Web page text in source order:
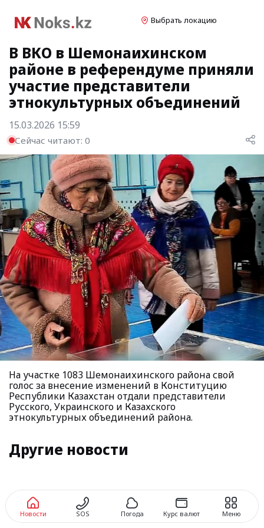
Выбрать локацию
В ВКО в Шемонаихинском
районе в референдуме приняли
участие представители
этнокультурных объединений
15.03.2026 15:59
Сейчас читают: 0
На участке 1083 Шемонаихинского района свой
голос за внесение изменений в Конституцию
Республики Казахстан отдали представители
Русского, Украинского и Казахского
этнокультурных объединений района.
Другие новости
Новости SOS Погода Курс валют Меню